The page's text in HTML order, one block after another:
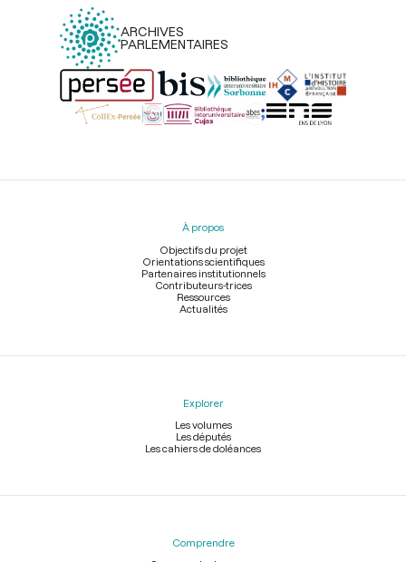
ARCHIVES
PARLEMENTAIRES
Menu
À propos
Objectifs du projet
Orientations scientifiques
Partenaires institutionnels
Contributeurs-trices
Ressources
Actualités
Explorer
Les volumes
Les députés
Les cahiers de doléances
Comprendre